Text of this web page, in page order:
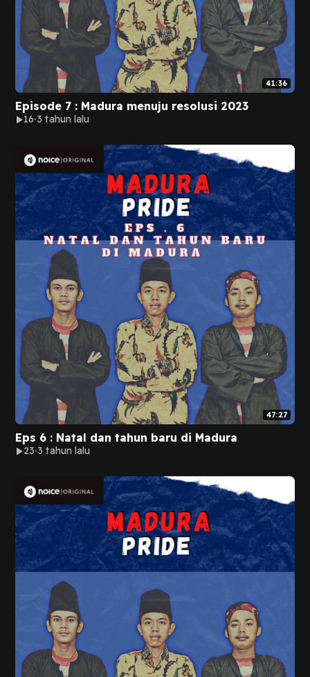
41:36
Episode 7 : Madura menuju resolusi 2023
16 3 tahun lalu
47:27
Eps 6 : Natal dan tahun baru di Madura
23 3 tahun lalu